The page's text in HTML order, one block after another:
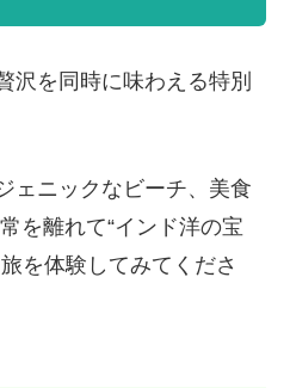
沢を同時に味わえる特別
ェニックなビーチ、美食
を離れて“インド洋の宝
を体験してみてくださ